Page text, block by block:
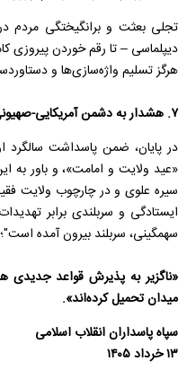
تجلی بعثت و برانگیختگی مردم
دیپلماسی – تا رقم خوردن پیروزی
هرگز تسلیم واژه‌سازی‌ها و
۷. هشدار به دشمن آمریکایی-صهیونی
در پایان، ضمن پاسداشت سالگرد
«عید ولایت و امامت»، و باور به
سیره علوی و در چارچوب ولایت
ایستادگی و سربلندی برابر
سهمگینی، سربلند بیرون آمده
«ناگزیر به پذیرش قواعد جدیدی
میدان تحمیل کرده‌اند».
سپاه پاسداران انقلاب اسلامی
۱۳ خرداد ۱۴۰۵